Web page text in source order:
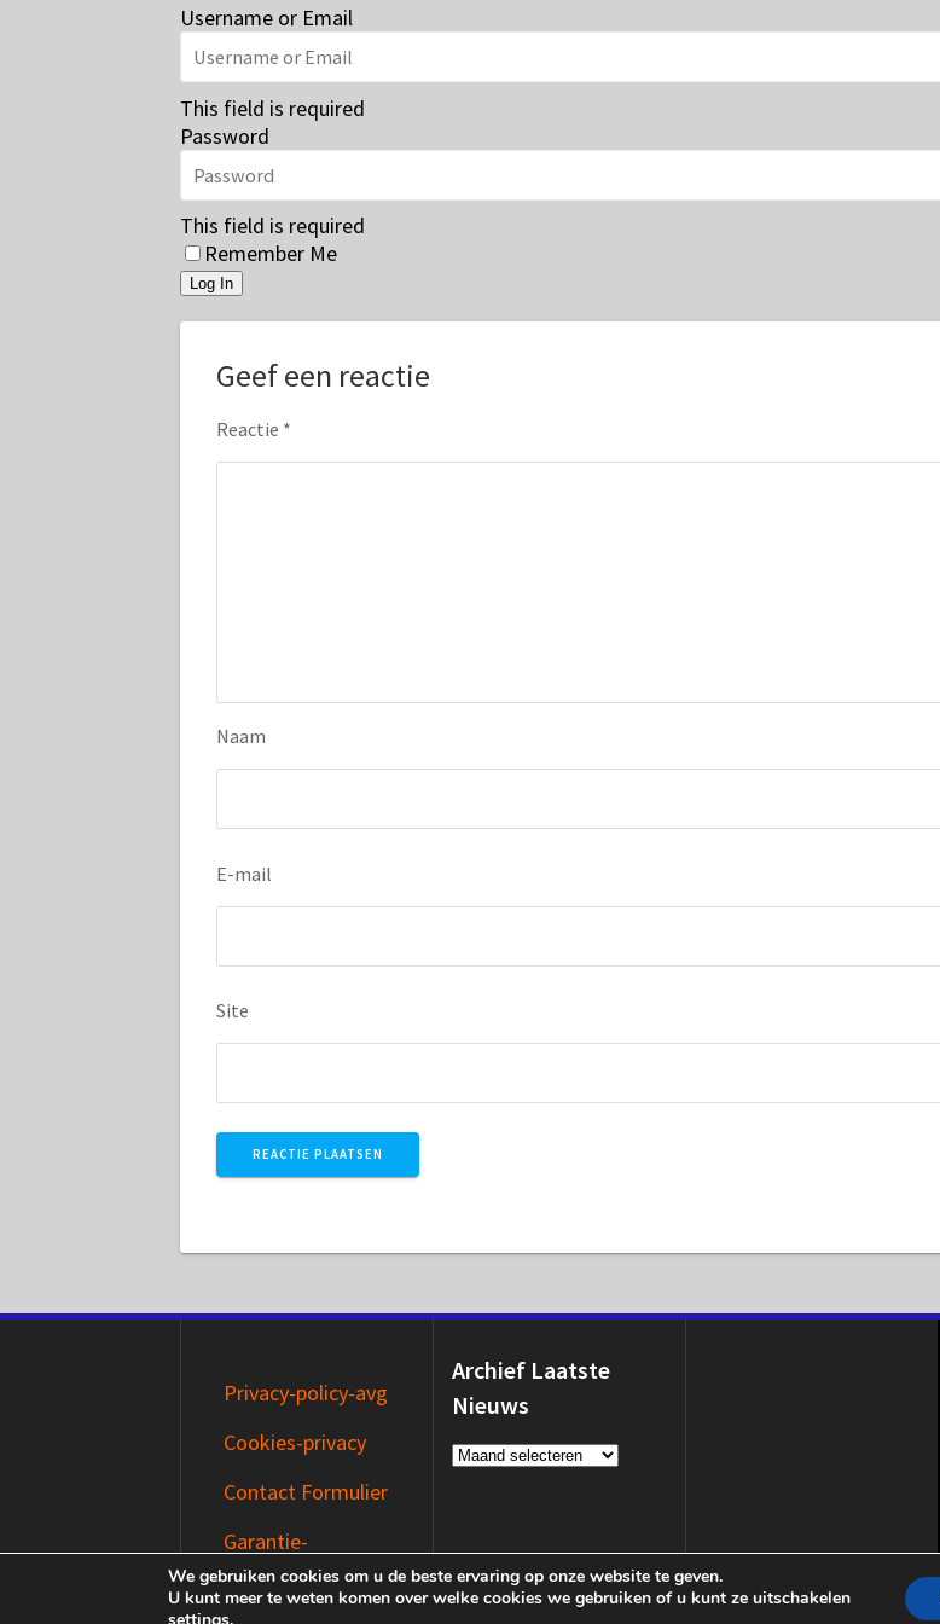
Username or Email
This field is required
Password
This field is required
Remember Me
Log In
Geef een reactie
Reactie *
Naam
E-mail
Site
Privacy-policy-avg
Cookies-privacy
Contact Formulier
Garantie-
Disclaimer
Archief Laatste
Nieuws
Archief
We gebruiken cookies om u de beste ervaring op onze website te geven.
U kunt meer te weten komen over welke cookies we gebruiken of u kunt ze uitschakelen